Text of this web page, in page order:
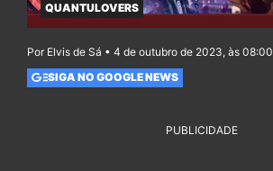
QUANTULOVERS
Por Elvis de Sá • 4 de outubro de 2023, às 08:00
SIGA NO GOOGLE NEWS
PUBLICIDADE